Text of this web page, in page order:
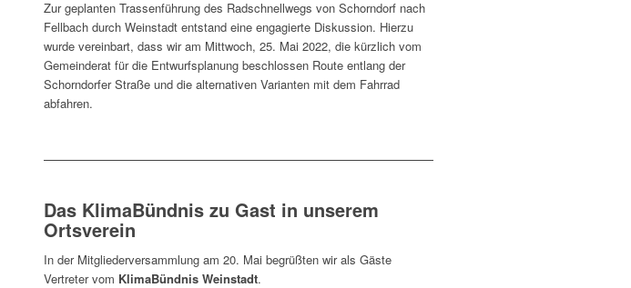
Zur geplanten Trassenführung des Radschnellwegs von Schorndorf nach
Fellbach durch Weinstadt entstand eine engagierte Diskussion. Hierzu
wurde vereinbart, dass wir am Mittwoch, 25. Mai 2022, die kürzlich vom
Gemeinderat für die Entwurfsplanung beschlossen Route entlang der
Schorndorfer Straße und die alternativen Varianten mit dem Fahrrad
abfahren.
Das KlimaBündnis zu Gast in unserem
Ortsverein
In der Mitgliederversammlung am 20. Mai begrüßten wir als Gäste
Vertreter vom KlimaBündnis Weinstadt.